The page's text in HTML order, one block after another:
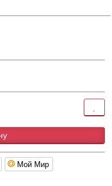
Мой Мир